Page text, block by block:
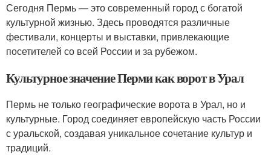
Сегодня Пермь — это современный город с богатой
культурной жизнью. Здесь проводятся различные
фестивали, концерты и выставки, привлекающие
посетителей со всей России и за рубежом.
Культурное значение Перми как ворот в Урал
Пермь не только географические ворота в Урал, но и
культурные. Город соединяет европейскую часть России
с уральской, создавая уникальное сочетание культур и
традиций.